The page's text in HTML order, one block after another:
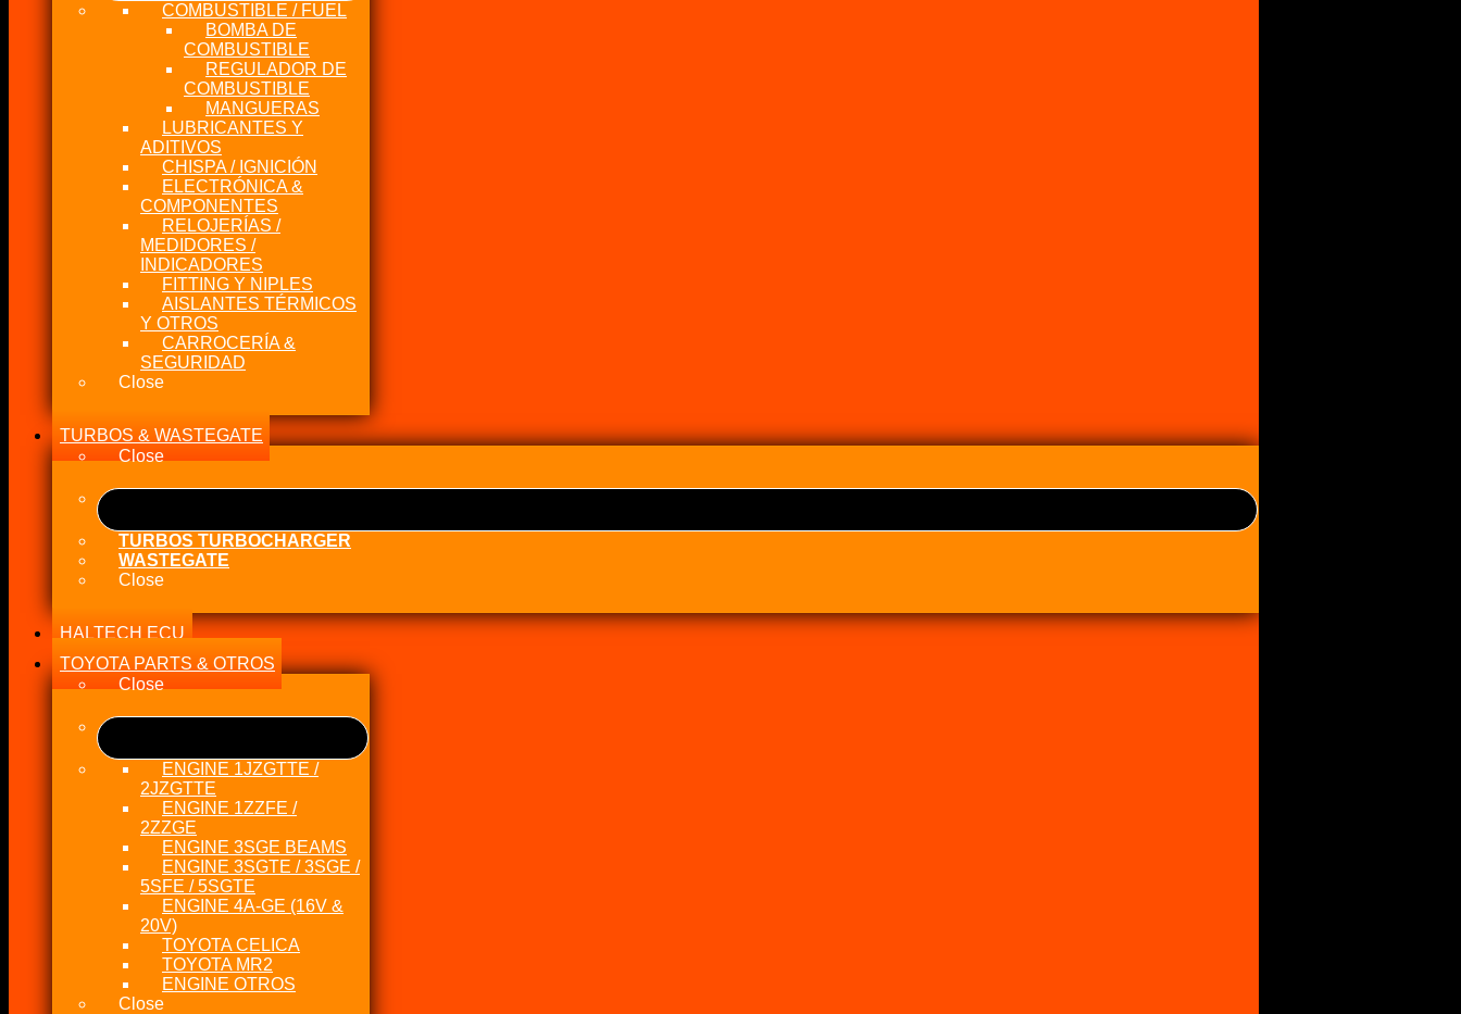
COMBUSTIBLE / FUEL
BOMBA DE
COMBUSTIBLE
REGULADOR DE
COMBUSTIBLE
MANGUERAS
LUBRICANTES Y
ADITIVOS
CHISPA / IGNICIÓN
ELECTRÓNICA &
COMPONENTES
RELOJERÍAS /
MEDIDORES /
INDICADORES
FITTING Y NIPLES
AISLANTES TÉRMICOS
Y OTROS
CARROCERÍA &
SEGURIDAD
Close
TURBOS & WASTEGATE
Close
TURBOS TURBOCHARGER
WASTEGATE
Close
HALTECH ECU
TOYOTA PARTS & OTROS
Close
ENGINE 1JZGTTE /
2JZGTTE
ENGINE 1ZZFE /
2ZZGE
ENGINE 3SGE BEAMS
ENGINE 3SGTE / 3SGE /
5SFE / 5SGTE
ENGINE 4A-GE (16V &
20V)
TOYOTA CELICA
TOYOTA MR2
ENGINE OTROS
Close